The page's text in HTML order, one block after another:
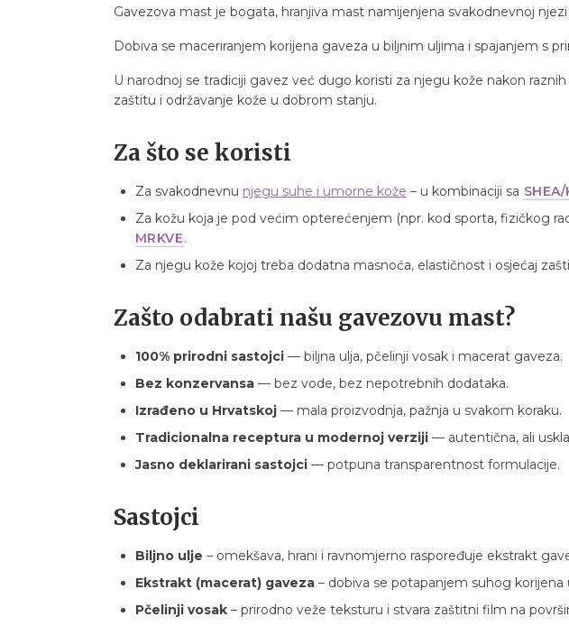
9.5. Smije li se koristiti u trudnoći/dojenju?
9.7. Kako ju kombinirati s drugim proizvodima?
9.8. Kako čuvati mast?
Gavezova mast je bogata, hranjiva mast namijenjena svakodnevnoj njezi
Dobiva se maceriranjem korijena gaveza u biljnim uljima i spajanjem s
U narodnoj se tradiciji gavez već dugo koristi za njegu kože nakon
zaštitu i održavanje kože u dobrom stanju.
Za što se koristi
Za svakodnevnu njegu suhe i umorne kože – u kombinaciji sa
Za kožu koja je pod većim opterećenjem (npr. kod sporta, fizičkog
MRKVE.
Za njegu kože kojoj treba dodatna masnoća, elastičnost i osjećaj
Zašto odabrati našu gavezovu mast?
100% prirodni sastojci — biljna ulja, pčelinji vosak i macerat gaveza.
Bez konzervansa — bez vode, bez nepotrebnih dodataka.
Izrađeno u Hrvatskoj — mala proizvodnja, pažnja u svakom koraku.
Tradicionalna receptura u modernoj verziji — autentična, ali
Jasno deklarirani sastojci — potpuna transparentnost formulacije.
Sastojci
Biljno ulje – omekšava, hrani i ravnomjerno raspoređuje ekstrakt
Ekstrakt (macerat) gaveza – dobiva se potapanjem suhog korijena
Pčelinji vosak – prirodno veže teksturu i stvara zaštitni film na